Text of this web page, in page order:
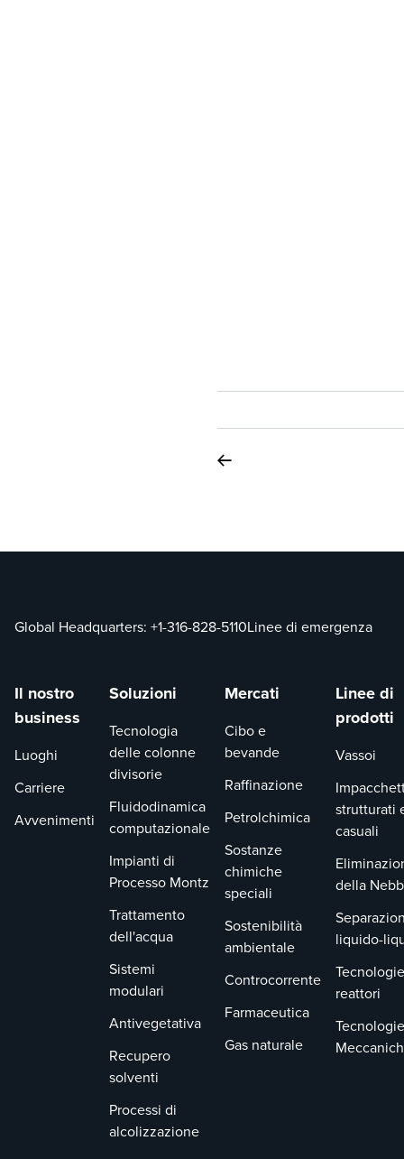
Global Headquarters: +1-316-828-5110Linee di emergenza
Il nostro
business
Luoghi
Carriere
Avvenimenti
Soluzioni
Tecnologia
delle colonne
divisorie
Fluidodinamica
computazionale
Impianti di
Processo Montz
Trattamento
dell'acqua
Sistemi
modulari
Antivegetativa
Recupero
solventi
Processi di
alcolizzazione
Mercati
Cibo e
bevande
Raffinazione
Petrolchimica
Sostanze
chimiche
speciali
Sostenibilità
ambientale
Controcorrente
Farmaceutica
Gas naturale
Linee di
prodotti
Vassoi
strutturati
casuali
della
liquido-
reattori
Tecnologie